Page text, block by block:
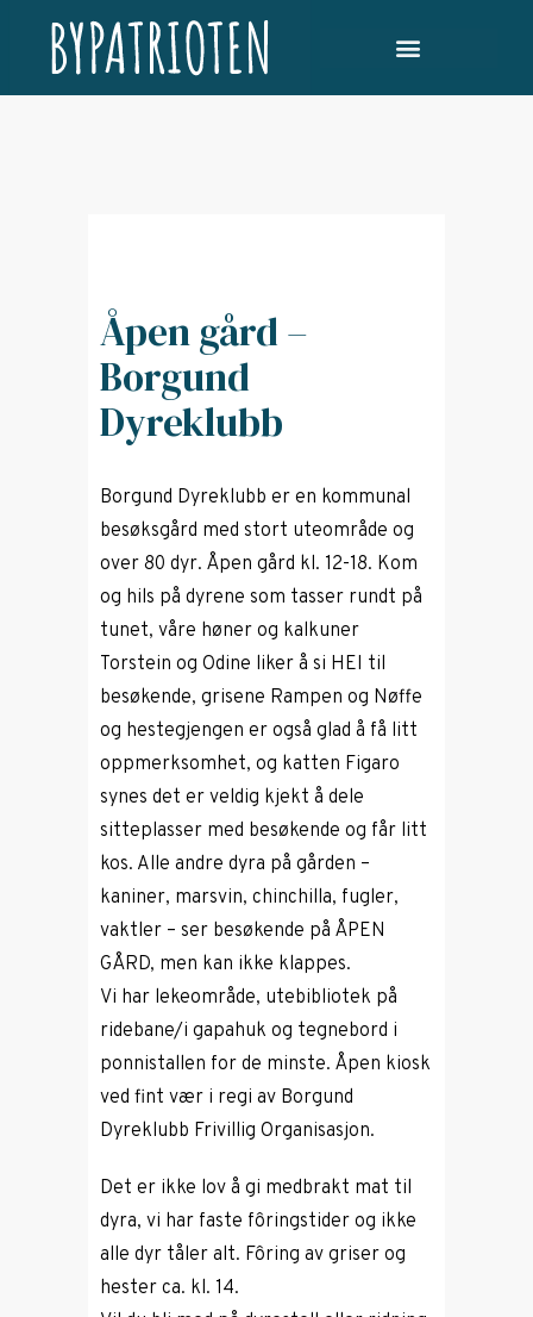
Åpen gård –
Borgund
Dyreklubb
Borgund Dyreklubb er en kommunal
besøksgård med stort uteområde og
over 80 dyr. Åpen gård kl. 12-18. Kom
og hils på dyrene som tasser rundt på
tunet, våre høner og kalkuner
Torstein og Odine liker å si HEI til
besøkende, grisene Rampen og Nøffe
og hestegjengen er også glad å få litt
oppmerksomhet, og katten Figaro
synes det er veldig kjekt å dele
sitteplasser med besøkende og får litt
kos. Alle andre dyra på gården –
kaniner, marsvin, chinchilla, fugler,
vaktler – ser besøkende på ÅPEN
GÅRD, men kan ikke klappes.
Vi har lekeområde, utebibliotek på
ridebane/i gapahuk og tegnebord i
ponnistallen for de minste. Åpen kiosk
ved fint vær i regi av Borgund
Dyreklubb Frivillig Organisasjon.
Det er ikke lov å gi medbrakt mat til
dyra, vi har faste fôringstider og ikke
alle dyr tåler alt. Fôring av griser og
hester ca. kl. 14.